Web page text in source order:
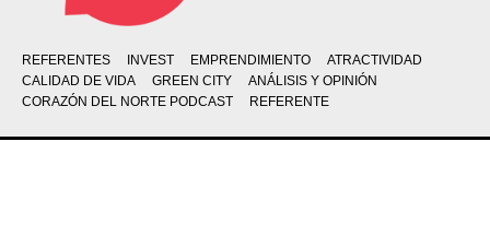
REFERENTES INVEST EMPRENDIMIENTO
ATRACTIVIDAD
CALIDAD DE VIDA
GREEN CITY
ANÁLISIS Y OPINIÓN
CORAZÓN DEL NORTE PODCAST
REFERENTE